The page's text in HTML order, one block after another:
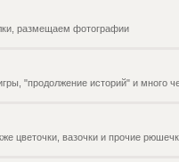
размещаем фотографии
"продолжение историй" и много
цветочки, вазочки и прочие